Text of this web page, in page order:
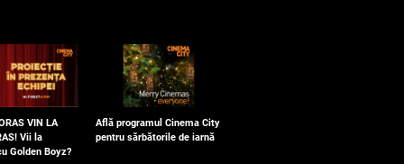
VIN LA
Vii la
Golden Boyz?
Află programul Cinema City
pentru sărbătorile de iarnă